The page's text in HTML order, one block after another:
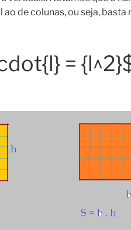
ao de colunas, ou seja,
=